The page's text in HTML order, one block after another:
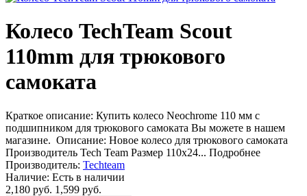
Колесо TechTeam Scout
110mm для трюкового
самоката
Краткое описание: Купить колесо Neochrome 110 мм с
подшипником для трюкового самоката Вы можете в нашем
магазине. Описание: Новое колесо для трюкового самоката
Производитель Tech Team Размер 110x24... Подробнее
Производитель: Techteam
Наличие: Есть в наличии
2,180 руб. 1,599 руб.